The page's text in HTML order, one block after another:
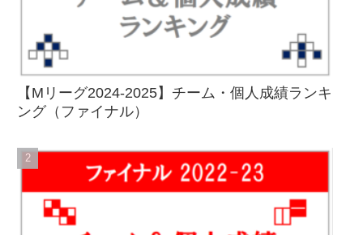
【Mリーグ2024-2025】チーム・個人成績ランキ
ング（ファイナル）